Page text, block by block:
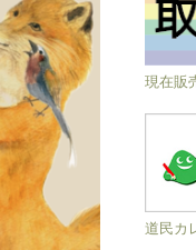
現在販
道民カ